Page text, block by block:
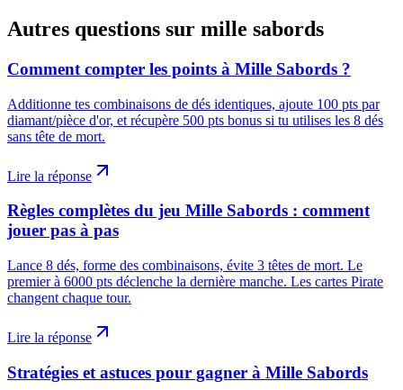
Autres questions sur mille sabords
Comment compter les points à Mille Sabords ?
Additionne tes combinaisons de dés identiques, ajoute 100 pts par
diamant/pièce d'or, et récupère 500 pts bonus si tu utilises les 8 dés
sans tête de mort.
Lire la réponse
Règles complètes du jeu Mille Sabords : comment
jouer pas à pas
Lance 8 dés, forme des combinaisons, évite 3 têtes de mort. Le
premier à 6000 pts déclenche la dernière manche. Les cartes Pirate
changent chaque tour.
Lire la réponse
Stratégies et astuces pour gagner à Mille Sabords